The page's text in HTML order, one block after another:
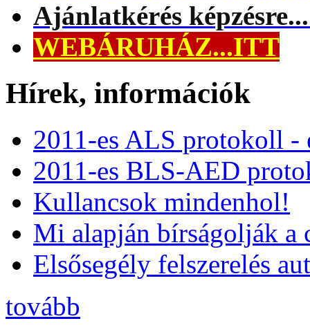
Ajánlatkérés
WEBÁRUHÁZ...ITT
Hírek, információk
2011-es ALS protokoll -
2011-es BLS-AED
Kullancsok mindenhol!
Mi alapján bírságolják a
Elsősegély felszerelés
tovább